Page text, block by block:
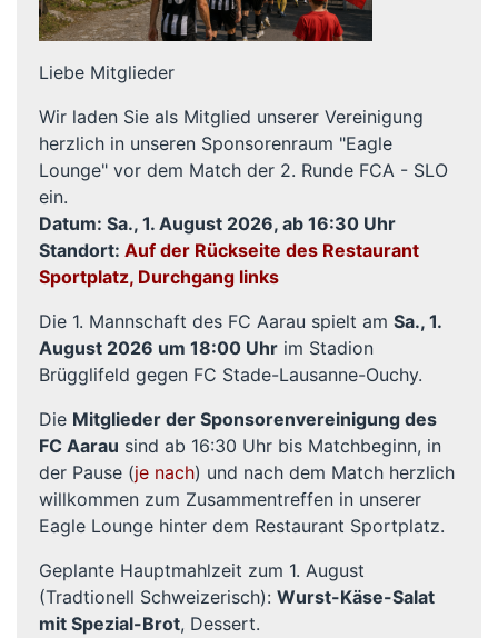
Liebe Mitglieder
Wir laden Sie als Mitglied unserer Vereinigung
herzlich in unseren Sponsorenraum "Eagle
Lounge" vor dem Match der 2. Runde FCA - SLO
ein.
Datum: Sa., 1. August 2026, ab 16:30 Uhr
Standort: Auf der Rückseite des Restaurant
Sportplatz, Durchgang links
Die 1. Mannschaft des FC Aarau spielt am Sa., 1.
August 2026 um 18:00 Uhr im Stadion
Brügglifeld gegen FC Stade-Lausanne-Ouchy.
Die Mitglieder der Sponsorenvereinigung des
FC Aarau sind ab 16:30 Uhr bis Matchbeginn, in
der Pause (je nach) und nach dem Match herzlich
willkommen zum Zusammentreffen in unserer
Eagle Lounge hinter dem Restaurant Sportplatz.
Geplante Hauptmahlzeit zum 1. August
(Tradtionell Schweizerisch): Wurst-Käse-Salat
mit Spezial-Brot, Dessert.